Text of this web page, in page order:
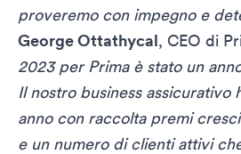
proveremo con impegno e
George Ottathycal, CEO di
2023 per Prima è stato un
Il nostro business assicurativo
anno con raccolta premi
e un numero di clienti attivi